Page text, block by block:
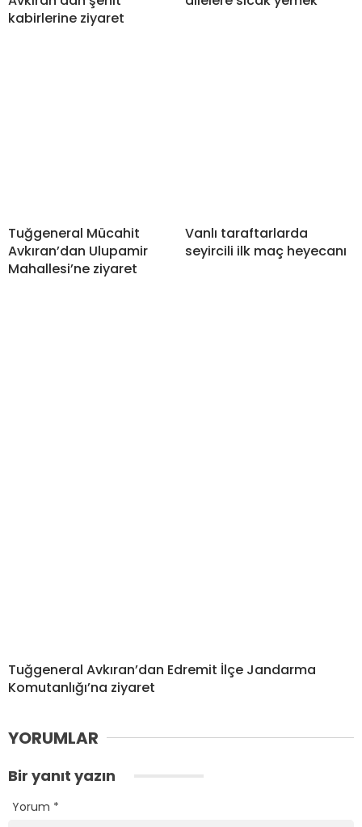
kabirlerine ziyaret
Tuğgeneral Mücahit
Avkıran’dan Ulupamir
Mahallesi’ne ziyaret
Vanlı taraftarlarda
seyircili ilk maç heyecanı
Tuğgeneral Avkıran’dan Edremit İlçe Jandarma
Komutanlığı’na ziyaret
YORUMLAR
Bir yanıt yazın
Yorum *